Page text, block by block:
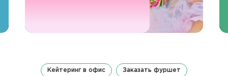
Кейтеринг в офис Заказать фуршет